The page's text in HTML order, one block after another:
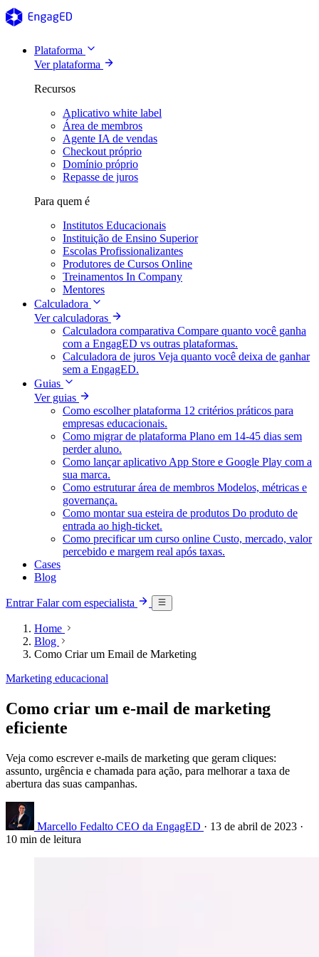
Plataforma
Ver plataforma
Recursos
Aplicativo white label
Área de membros
Agente IA de vendas
Checkout próprio
Domínio próprio
Repasse de juros
Para quem é
Institutos Educacionais
Instituição de Ensino Superior
Escolas Profissionalizantes
Produtores de Cursos Online
Treinamentos In Company
Mentores
Calculadora
Ver calculadoras
Calculadora comparativa Compare quanto você ganha
com a EngagED vs outras plataformas.
Calculadora de juros Veja quanto você deixa de ganhar
sem a EngagED.
Guias
Ver guias
Como escolher plataforma 12 critérios práticos para
empresas educacionais.
Como migrar de plataforma Plano em 14-45 dias sem
perder aluno.
Como lançar aplicativo App Store e Google Play com a
sua marca.
Como estruturar área de membros Modelos, métricas e
governança.
Como montar sua esteira de produtos Do produto de
entrada ao high-ticket.
Como precificar um curso online Custo, mercado, valor
percebido e margem real após taxas.
Cases
Blog
EntrarFalar com especialista
Home
Blog
Como Criar um Email de Marketing
Marketing educacional
Como criar um e-mail de marketing
eficiente
Veja como escrever e-mails de marketing que geram cliques:
assunto, urgência e chamada para ação, para melhorar a taxa de
abertura das suas campanhas.
Marcello Fedalto CEO da EngagED · 13 de abril de 2023 ·
10 min de leitura